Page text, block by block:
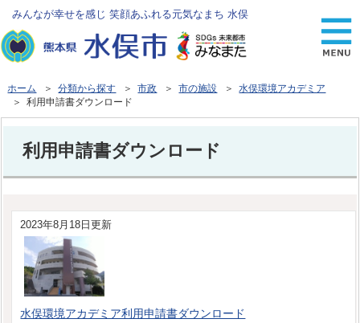
みんなが幸せを感じ 笑顔あふれる元気なまち 水俣
ホーム ＞分類から探す ＞市政 ＞市の施設 ＞水俣環境アカデミア
＞ 利用申請書ダウンロード
利用申請書ダウンロード
2023年8月18日更新
水俣環境アカデミア利用申請書ダウンロード